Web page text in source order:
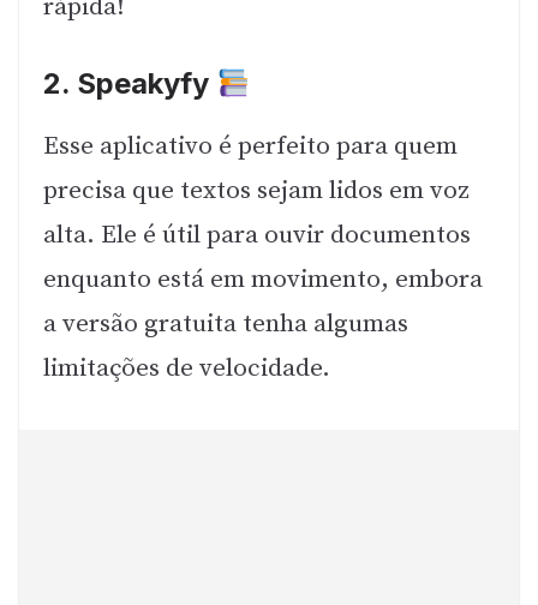
rápida!
2. Speakyfy
Esse aplicativo é perfeito para quem
precisa que textos sejam lidos em voz
alta. Ele é útil para ouvir documentos
enquanto está em movimento, embora
a versão gratuita tenha algumas
limitações de velocidade.